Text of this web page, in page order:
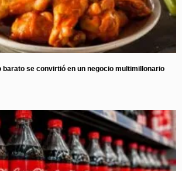
se convirtió en un negocio multimillonario